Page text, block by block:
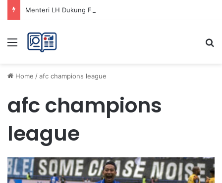
Menu
Home /afc champions league
afc champions
league